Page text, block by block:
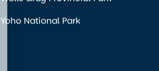
Yoho National Park